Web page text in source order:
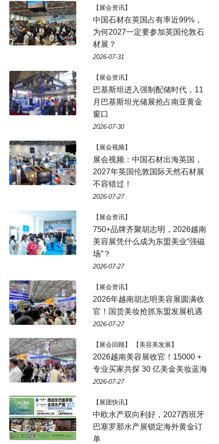
【展会资讯】
中国石材在英国占有率近99%，
为何2027一定要参加英国伦敦石
材展？
2026-07-31
【展会资讯】
巴基斯坦进入强制配储时代，11
月巴基斯坦光储展抢占南亚黄金
窗口
2026-07-30
【展会视频】
展会视频：中国石材出海英国，
2027年英国伦敦国际天然石材展
不容错过！
2026-07-27
【展会资讯】
750+品牌齐聚胡志明，2026越南
美容展凭什么成为东盟美业“强磁
场”？
2026-07-27
【展会资讯】
2026年越南胡志明美容展圆满收
官！国货美妆抢抓东盟发展机遇
2026-07-27
【展会回顾】 【美容美发展】
2026越南美容展收官！15000 +
专业买家共探 30 亿美金美妆蓝海
2026-07-27
【展团快讯】
中欧水产双向利好，2027西班牙
巴塞罗那水产展锁定海外黄金订
单